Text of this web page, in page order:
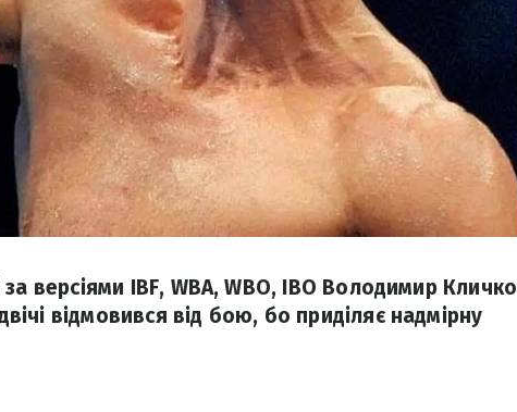
за версіями IBF, WBA, WBО, IBO Володимир Кличко
відмовився від бою, бо приділяє надмірну